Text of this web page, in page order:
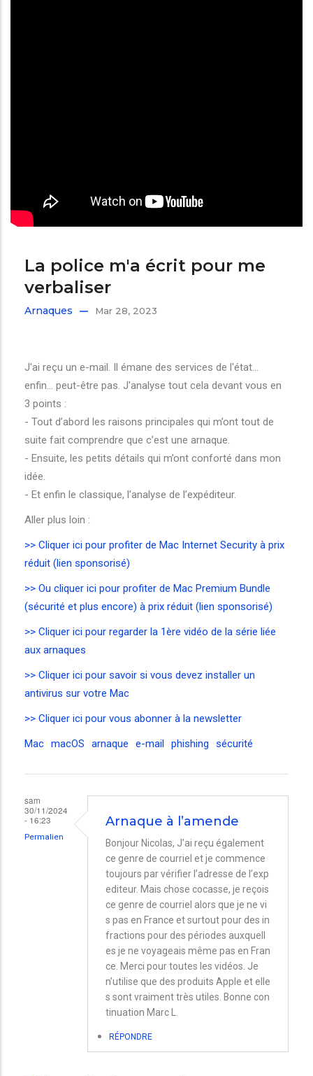
La police m'a écrit pour me
verbaliser
Arnaques Mar 28, 2023
J'ai reçu un e-mail. Il émane des services de l'état...
enfin... peut-être pas. J'analyse tout cela devant vous en
3 points :
- Tout d’abord les raisons principales qui m’ont tout de
suite fait comprendre que c’est une arnaque.
- Ensuite, les petits détails qui m’ont conforté dans mon
idée.
- Et enfin le classique, l’analyse de l’expéditeur.
Aller plus loin :
>> Cliquer ici pour profiter de Mac Internet Security à prix
réduit (lien sponsorisé)
>> Ou cliquer ici pour profiter de Mac Premium Bundle
(sécurité et plus encore) à prix réduit (lien sponsorisé)
>> Cliquer ici pour regarder la 1ère vidéo de la série liée
aux arnaques
>> Cliquer ici pour savoir si vous devez installer un
antivirus sur votre Mac
>> Cliquer ici pour vous abonner à la newsletter
Mac macOS arnaque e-mail phishing sécurité
sam
30/11/2024
- 16:23
Permalien
Arnaque à l’amende
Bonjour Nicolas, J’ai reçu également
ce genre de courriel et je commence
toujours par vérifier l’adresse de l’exp
editeur. Mais chose cocasse, je reçois
ce genre de courriel alors que je ne vi
s pas en France et surtout pour des in
fractions pour des périodes auxquell
es je ne voyageais même pas en Fran
ce. Merci pour toutes les vidéos. Je
n’utilise que des produits Apple et elle
s sont vraiment très utiles. Bonne con
tinuation Marc L.
RÉPONDRE